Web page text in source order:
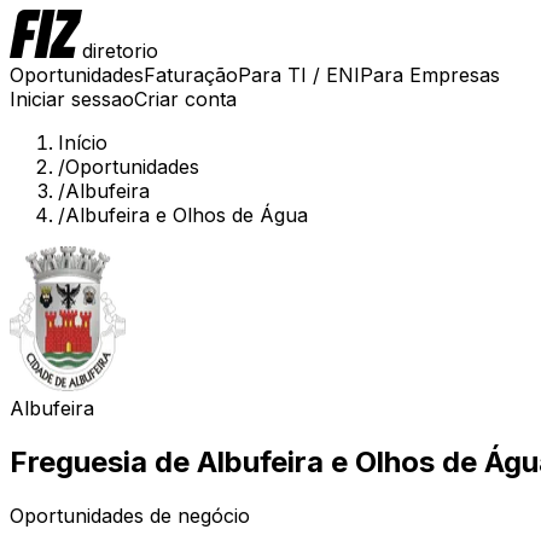
diretorio
OportunidadesFaturaçãoPara TI / ENIPara Empresas
Iniciar sessaoCriar conta
Início
/Oportunidades
/Albufeira
/Albufeira e Olhos de Água
Albufeira
Freguesia de Albufeira e Olhos de
Oportunidades de negócio